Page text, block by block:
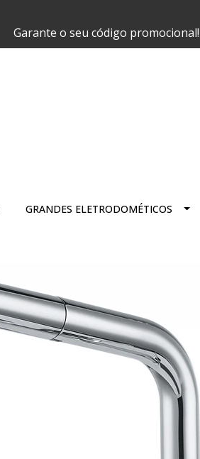
Garante o seu código
GRANDES ELETRODOMÉTICOS